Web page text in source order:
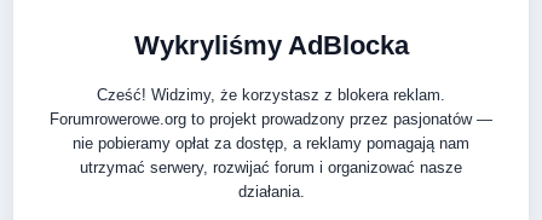
Wykryliśmy AdBlocka
Cześć! Widzimy, że korzystasz z blokera reklam.
Forumrowerowe.org to projekt prowadzony przez pasjonatów —
nie pobieramy opłat za dostęp, a reklamy pomagają nam
utrzymać serwery, rozwijać forum i organizować nasze
działania.